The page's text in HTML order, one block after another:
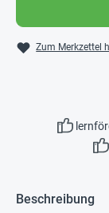
Zum Merkzettel
Beschreibung